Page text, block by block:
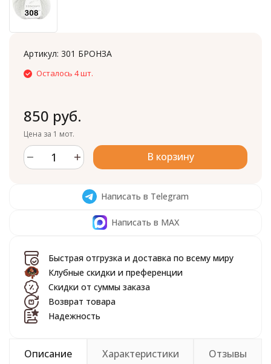
Артикул: 301 БРОНЗА
Осталось 4 шт.
850 руб.
Цена за 1 мот.
В корзину
Написать в Telegram
Написать в MAX
Быстрая отгрузка и доставка по всему миру
Клубные скидки и преференции
Скидки от суммы заказа
Возврат товара
Надежность
Описание Характеристики Отзывы